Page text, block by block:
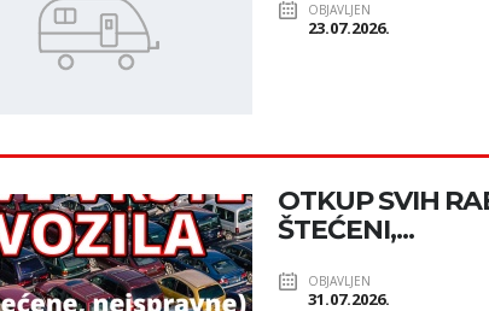
OBJAVLJEN
23.07.2026.
OTKUP SVIH
ŠTEĆENI,...
OBJAVLJEN
31.07.2026.